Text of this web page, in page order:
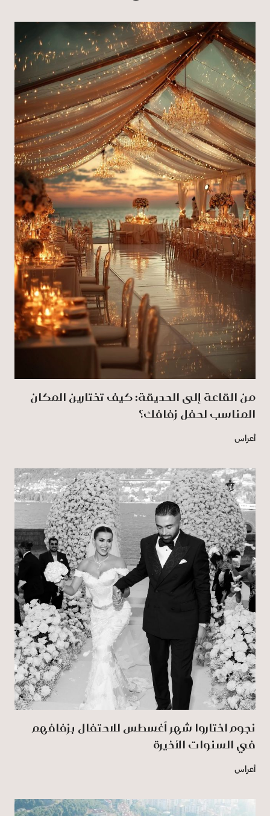
من القاعة إلى الحديقة: كيف تختارين المكان
المناسب لحفل زفافك؟
أعراس
نجوم اختاروا شهر أغسطس للاحتفال بزفافهم
في السنوات الأخيرة
أعراس